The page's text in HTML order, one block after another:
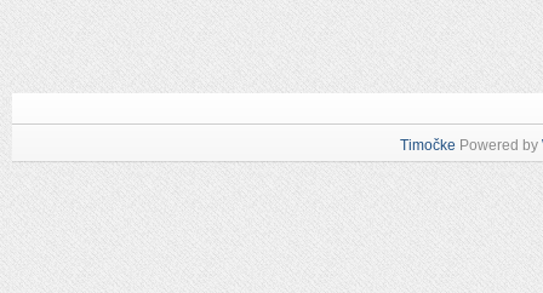
Timočke Powered by